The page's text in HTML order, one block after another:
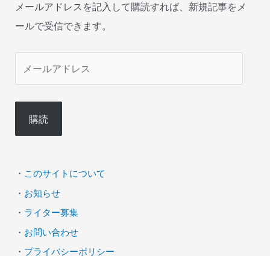
メールアドレスを記入して購読すれば、新規記事をメ
ールで受信できます。
ル
ド
ス
購読
・ このサイトについて
・ お知らせ
・ ライター募集
・ お問い合わせ
・ プライバシーポリシー